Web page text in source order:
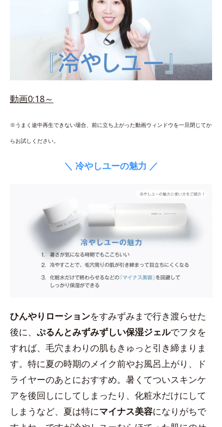
動画0:18～
※うまく途中再生できない場合、前に立ち上がった動画ウィンドウを一旦閉じてか
らお試しください。
＼ 冷やしユーの魅力 ／
ひんやりローションをすみずみまで行き渡らせた
後に、 ぷるんとみずみずしい保湿ジェルでフタを
すれば、毛穴まわりの肌もきゅっと引き締まりま
す。特に夏の時期のメイク前やお風呂上がり、ド
ライヤーのあとにおすすめ。暑くてついスキンケ
アを後回しにしてしまったり、化粧水だけにして
しまうなど、夏は特にマイナス美容になりがちで